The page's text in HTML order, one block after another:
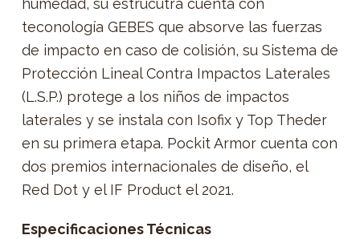
humedad, su estrucutra cuenta con
teconología GEBES que absorve las fuerzas
de impacto en caso de colisión, su Sistema de
Protección Lineal Contra Impactos Laterales
(L.S.P.) protege a los niños de impactos
laterales y se instala con Isofix y Top Theder
en su primera etapa. Pockit Armor cuenta con
dos premios internacionales de diseño, el
Red Dot y el IF Product el 2021.
Especificaciones Técnicas